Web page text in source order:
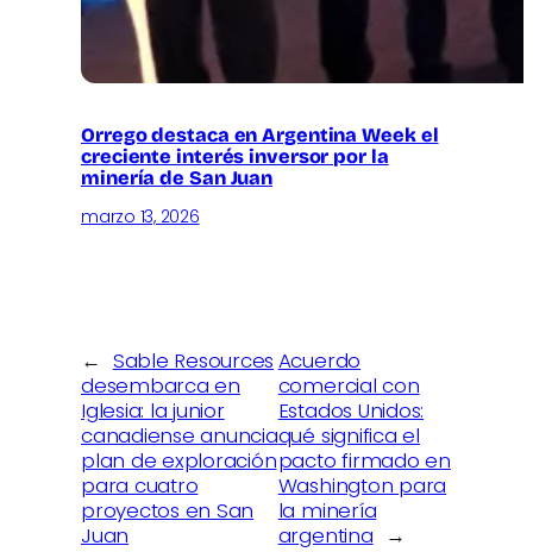
Orrego destaca en Argentina Week el
creciente interés inversor por la
minería de San Juan
marzo 13, 2026
← Sable Resources
desembarca en
Iglesia: la junior
canadiense anuncia
plan de exploración
para cuatro
proyectos en San
Juan
Acuerdo
comercial con
Estados Unidos:
qué significa el
pacto firmado en
Washington para
la minería
argentina →